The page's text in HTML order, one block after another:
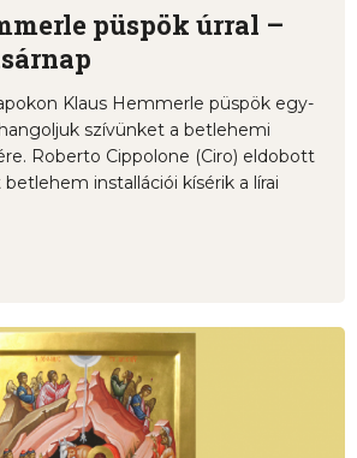
püspök úrral –
Klaus Hemmerle püspök egy-
szívünket a betlehemi
Roberto Cippolone (Ciro) eldobott
installációi kísérik a lírai